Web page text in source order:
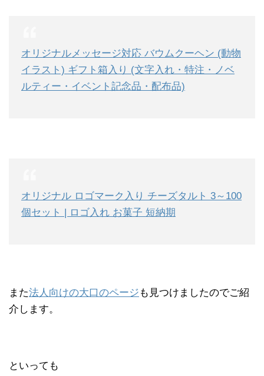
オリジナルメッセージ対応 バウムクーヘン (動物
イラスト) ギフト箱入り (文字入れ・特注・ノベ
ルティー・イベント記念品・配布品)
オリジナル ロゴマーク入り チーズタルト 3～100
個セット | ロゴ入れ お菓子 短納期
また法人向けの大口のページ も見つけましたのでご紹
介します。
といっても